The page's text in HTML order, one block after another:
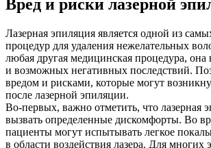
Вред и риски лазерной
Лазерная эпиляция является одной из
процедур для удаления нежелательных
любая другая медицинская процедура, она
и возможных негативных последствий.
вредом и рисками, которые могут
после лазерной эпиляции.
Во-первых, важно отметить, что лазерная
вызвать определенные дискомфорты. Во
пациенты могут испытывать легкое
в области воздействия лазера. Для многих